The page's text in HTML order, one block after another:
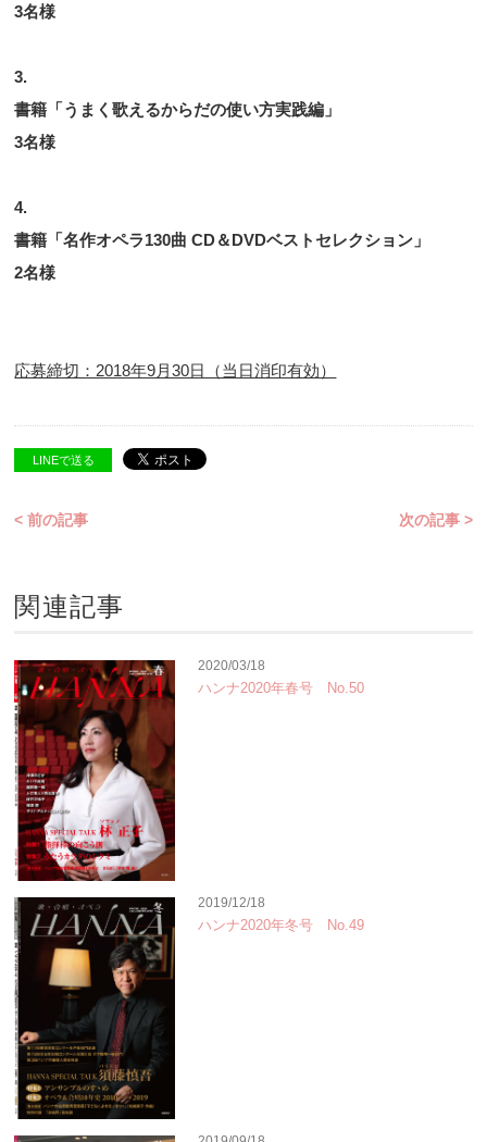
3名様
3.
書籍「うまく歌えるからだの使い方実践編」
3名様
4.
書籍「名作オペラ130曲 CD＆DVDベストセレクション」
2名様
応募締切：2018年9月30日（当日消印有効）
LINEで送る
< 前の記事 次の記事 >
関連記事
2020/03/18
ハンナ2020年春号 No.50
2019/12/18
ハンナ2020年冬号 No.49